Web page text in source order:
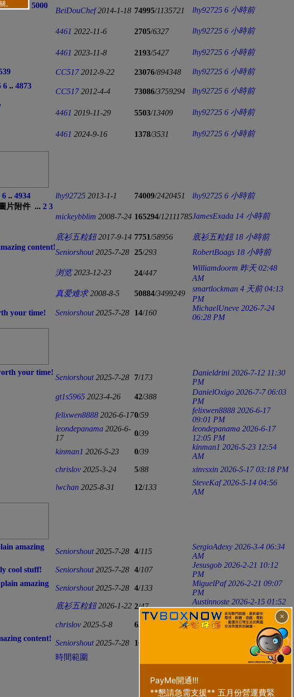
×
3 4
5000
BeiDouChef 2014-1-18 74995/1135721 lhy92725 6 小時前
4461 2022-11-6 2705/6327 lhy92725 6 小時前
4461 2023-11-8 2193/5427 lhy92725 6 小時前
CC517 2012-9-22 23076/894348 lhy92725 6 小時前
6 .. 4873
CC517 2012-4-4 73086/3759294 lhy92725 6 小時前
4461 2019-11-29 5503/13409 lhy92725 6 小時前
4461 2024-9-16 1378/3531 lhy92725 6 小時前
6 .. 4934 lhy92725 2013-1-1 74009/2420451 lhy92725 6 小時前
... 2 3
mickeybblim 2008-7-24 165294/12111785JamesExada 14 小時前
底衫五粒鈕 2017-9-14 7751/58956 底衫五粒鈕 18 小時前
content!
Seniorshout 2025-7-28 25/293 RobertBoags 18 小時前
浏览 2023-12-23 24/447
Williamdoorm 昨天 02:48
AM
真爱难求 2008-8-5 50884/3499249
smartlockman 4 天前 04:13
PM
your time!
Seniorshout 2025-7-28 14/160
MichaelUneve 2026-7-24
06:28 PM
your time!
Seniorshout 2025-7-28 7/173
Danieldrini 2026-7-12 11:30
PM
gt1s5965 2023-4-26 42/388
DanielOxigo 2026-7-7 06:03
PM
felixwen8888 2026-6-170/59
felixwen8888 2026-6-17
09:01 PM
leondepanama 2026-6-
17
0/39
leondepanama 2026-6-17
12:05 PM
kinman1 2026-5-23 0/39
kinman1 2026-5-23 12:54
AM
chrislov 2025-3-24 5/88 xinvsxin 2026-5-17 03:18 PM
lwchan 2025-8-31 12/133
SteveKaf 2026-5-14 04:56
AM
amazing
Seniorshout 2025-7-28 4/115
SergioAdexy 2026-3-4 06:34
AM
cool stuff!
Seniorshout 2025-7-28 4/107
Jesusgob 2026-2-21 10:12
PM
amazing
Seniorshout 2025-7-28 4/133
MiguelPaf 2026-2-21 09:07
PM
底衫五粒鈕 2026-1-22 2/47
Austinnoste 2026-2-15 01:52
AM
chrislov 2025-5-8 6/
wenxiyu2015 2026-1-11
02:59 AM
content!
Seniorshout 2025-7-28 16
2026-1-11
時間範圍